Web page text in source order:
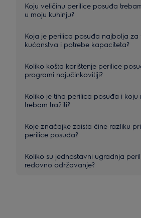
Koju veličinu perilice posuđa
u moju kuhinju?
Koja je perilica posuđa najbolja za
kućanstva i potrebe kapaciteta?
Koliko košta korištenje perilice
programi najučinkovitiji?
Koliko je tiha perilica posuđa i koju
trebam tražiti?
Koje značajke zaista čine razliku
perilice posuđa?
Koliko su jednostavni ugradnja
redovno održavanje?